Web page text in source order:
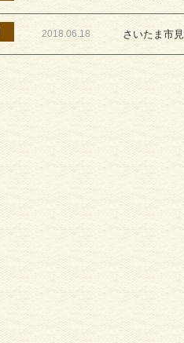
2018.06.18 さいたま市